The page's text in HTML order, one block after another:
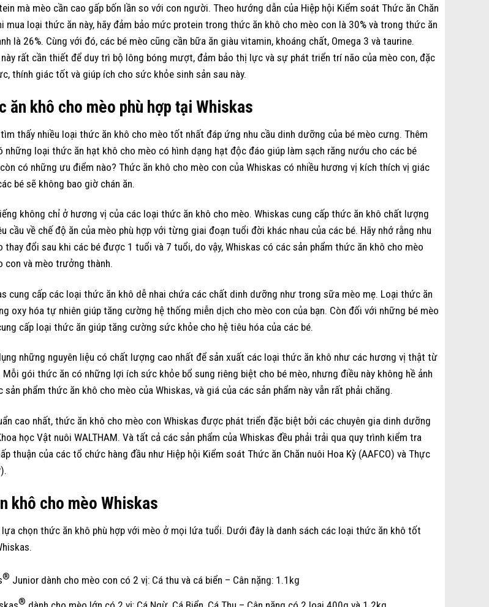
mà mèo cần cao gấp bốn lần so với con người. Theo hướng dẫn của Hiệp hội Kiểm soát Thức ăn Chăn
mua loại thức ăn này, hãy đảm bảo mức protein trong thức ăn khô cho mèo con là 30% và trong thức ăn
là 26%. Cùng với đó, các bé mèo cũng cần bữa ăn giàu vitamin, khoáng chất, Omega 3 và taurine.
rất cần thiết để duy trì bộ lông bóng mượt, đảm bảo thị lực và sự phát triển trí não của mèo con, đặc
thính giác tốt và giúp ích cho sức khỏe sinh sản sau này.
ăn khô cho mèo phù hợp tại Whiskas
thấy nhiều loại thức ăn khô cho mèo tốt nhất đáp ứng nhu cầu dinh dưỡng của bé mèo cưng. Thêm
những loại thức ăn hạt khô cho mèo có hình dạng hạt độc đáo giúp làm sạch răng nướu cho các bé
có những ưu điểm nào? Thức ăn khô cho mèo con của Whiskas có nhiều hương vị kích thích vị giác
bé sẽ không bao giờ chán ăn.
không chỉ ở hương vị của các loại thức ăn khô cho mèo. Whiskas cung cấp thức ăn khô chất lượng
cầu về chế độ ăn của mèo phù hợp với từng giai đoạn tuổi đời khác nhau của các bé. Hãy nhớ rằng nhu
thay đổi sau khi các bé được 1 tuổi và 7 tuổi, do vậy, Whiskas có các sản phẩm thức ăn khô cho mèo
con và mèo trưởng thành.
cung cấp các loại thức ăn khô dễ nhai chứa các chất dinh dưỡng như trong sữa mèo mẹ. Loại thức ăn
oxy hóa tự nhiên giúp tăng cường hệ thống miễn dịch cho mèo con của bạn. Còn đối với những bé mèo
cấp loại thức ăn giúp tăng cường sức khỏe cho hệ tiêu hóa của các bé.
những nguyên liệu có chất lượng cao nhất để sản xuất các loại thức ăn khô như các hương vị thật từ
Mỗi gói thức ăn có những lợi ích sức khỏe bổ sung riêng biệt cho bé mèo, nhưng điều này không hề ảnh
phẩm thức ăn khô cho mèo của Whiskas, và giá của các sản phẩm này vẫn rất phải chăng.
cao nhất, thức ăn khô cho mèo con Whiskas được phát triển đặc biệt bởi các chuyên gia dinh dưỡng
học Vật nuôi WALTHAM. Và tất cả các sản phẩm của Whiskas đều phải trải qua quy trình kiểm tra
thuận của các tổ chức hàng đầu như Hiệp hội Kiểm soát Thức ăn Chăn nuôi Hoa Kỳ (AAFCO) và Thực
khô cho mèo Whiskas
lựa chọn thức ăn khô phù hợp với mèo ở mọi lứa tuổi. Dưới đây là danh sách các loại thức ăn khô tốt
® Junior dành cho mèo con có 2 vị: Cá thu và cá biển – Cân nặng: 1.1kg
®